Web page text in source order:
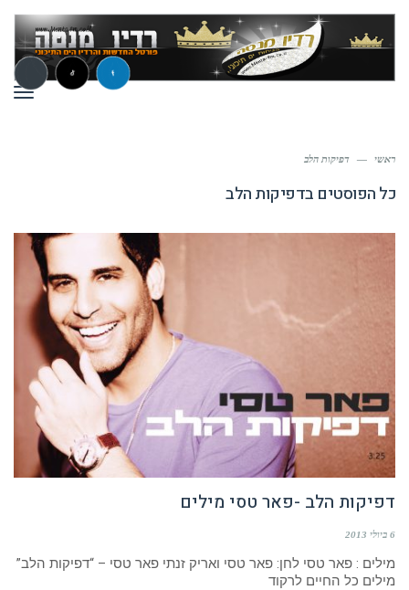
ראשי — דפיקות הלב
כל הפוסטים בדפיקות הלב
דפיקות הלב -פאר טסי מילים
6 ביולי 2013
מילים : פאר טסי לחן: פאר טסי ואריק זנתי פאר טסי – “דפיקות הלב”
מילים כל החיים לרקוד